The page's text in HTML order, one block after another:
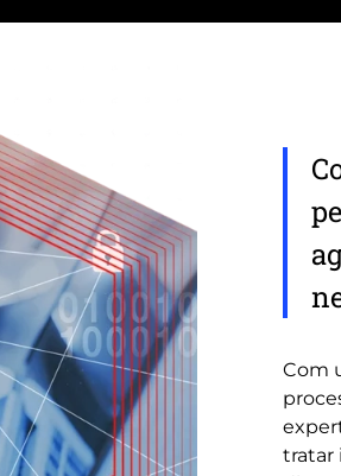
Com
tratar